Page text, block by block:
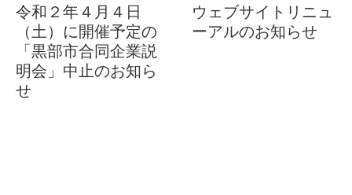
令和２年４月４日
（土）に開催予定の
「黒部市合同企業説
明会」中止のお知ら
せ
ウェブサイトリニュ
ーアルのお知らせ